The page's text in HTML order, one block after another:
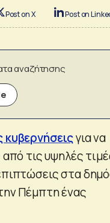
Post on X Post on
αναζήτησης
κυβερνήσειςγια να
τις υψηλές
στα
Πέμπτη ένας